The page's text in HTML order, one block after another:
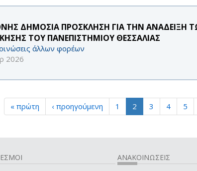
ΔΗΜΟΣΙΑ ΠΡΟΣΚΛΗΣΗ ΓΙΑ ΤΗΝ ΑΝΑΔΕΙΞΗ
ΤΟΥ ΠΑΝΕΠΙΣΤΗΜΙΟΥ ΘΕΣΣΑΛΙΑΣ
άλλων φορέων
2026
« πρώτη ‹ προηγούμενη 1 2 3 4 5
ΑΝΑΚΟΙΝΩΣΕΙΣ